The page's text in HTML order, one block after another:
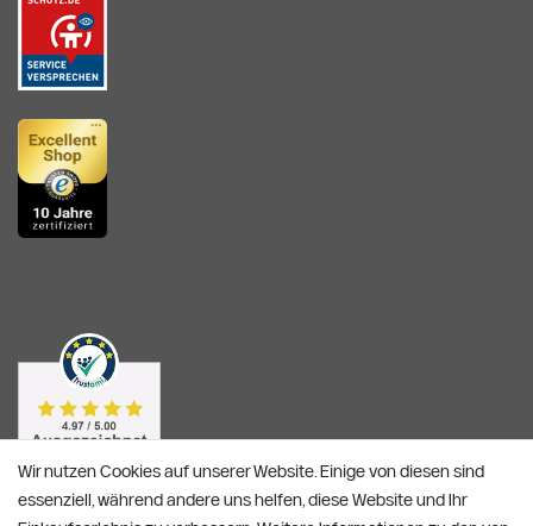
Wir nutzen Cookies auf unserer Website. Einige von diesen sind
essenziell, während andere uns helfen, diese Website und Ihr